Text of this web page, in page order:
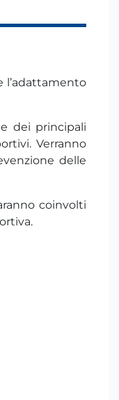
l’adattamento
dei principali
Verranno
delle
coinvolti